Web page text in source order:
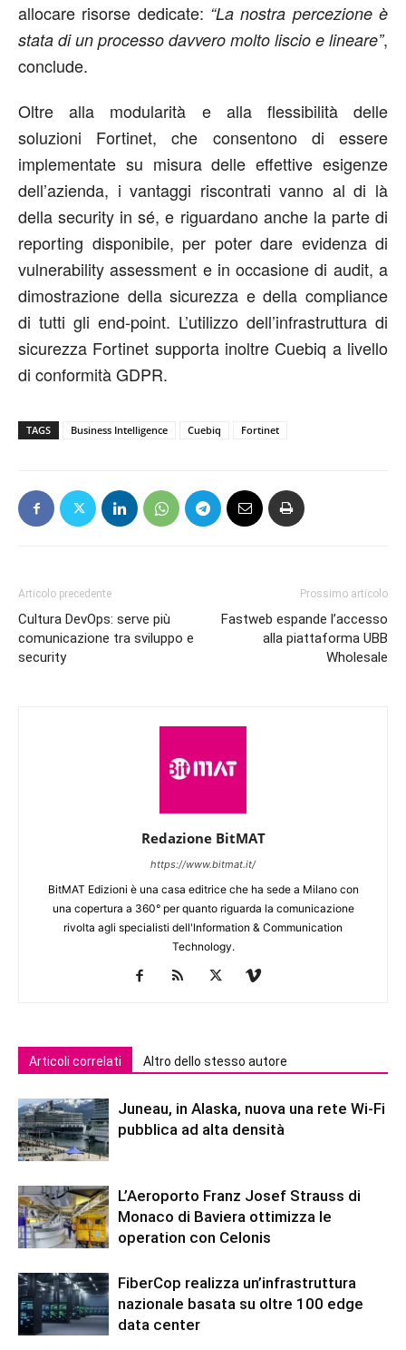
allocare risorse dedicate: “La nostra percezione è
stata di un processo davvero molto liscio e lineare”,
conclude.
Oltre alla modularità e alla flessibilità delle
soluzioni Fortinet, che consentono di essere
implementate su misura delle effettive esigenze
dell’azienda, i vantaggi riscontrati vanno al di là
della security in sé, e riguardano anche la parte di
reporting disponibile, per poter dare evidenza di
vulnerability assessment e in occasione di audit, a
dimostrazione della sicurezza e della compliance
di tutti gli end-point. L’utilizzo dell’infrastruttura di
sicurezza Fortinet supporta inoltre Cuebiq a livello
di conformità GDPR.
TAGS Business Intelligence Cuebiq Fortinet
Articolo precedente
Cultura DevOps: serve più
comunicazione tra sviluppo e
security
Prossimo articolo
Fastweb espande l’accesso
alla piattaforma UBB
Wholesale
Redazione BitMAT
https://www.bitmat.it/
BitMAT Edizioni è una casa editrice che ha sede a Milano con
una copertura a 360° per quanto riguarda la comunicazione
rivolta agli specialisti dell'lnformation & Communication
Technology.
Articoli correlati Altro dello stesso autore
Juneau, in Alaska, nuova una rete Wi-Fi
pubblica ad alta densità
L’Aeroporto Franz Josef Strauss di
Monaco di Baviera ottimizza le
operation con Celonis
FiberCop realizza un’infrastruttura
nazionale basata su oltre 100 edge
data center